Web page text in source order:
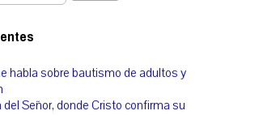
habla sobre bautismo de adultos y
Señor, donde Cristo confirma su